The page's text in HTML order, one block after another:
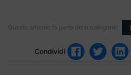
Questo articolo fa parte delle categorie:
Condividi